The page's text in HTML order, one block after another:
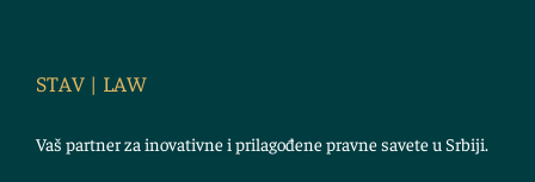
STAV | LAW
Vaš partner za inovativne i prilagođene pravne savete u Srbiji.